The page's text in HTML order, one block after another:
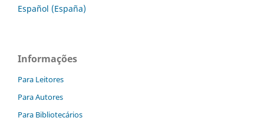
Español (España)
Informações
Para Leitores
Para Autores
Para Bibliotecários